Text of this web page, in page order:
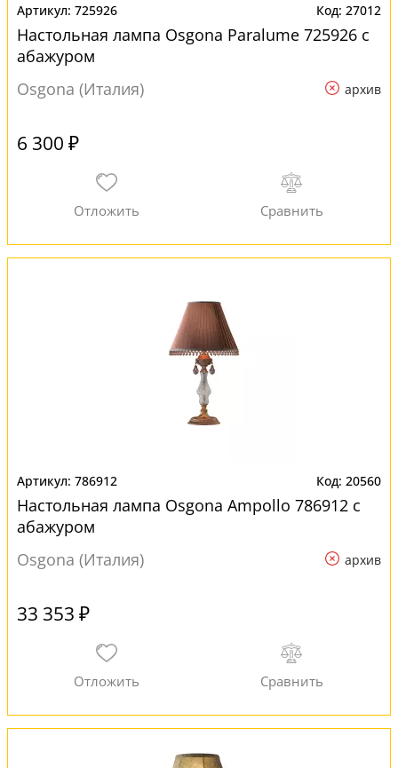
725926 27012
Настольная лампа Osgona Paralume 725926 с
абажуром
Osgona (Италия)
архив
6 300 ₽
786912 20560
Настольная лампа Osgona Ampollo 786912 с
абажуром
Osgona (Италия)
архив
33 353 ₽